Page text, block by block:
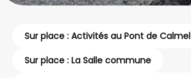
Sur place : Activités au Pont de Calmel
Sur place : La Salle commune